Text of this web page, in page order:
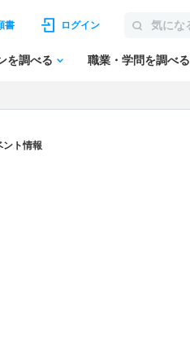
書 ログイン
を調べる 職業・学問を調べる
ント情報